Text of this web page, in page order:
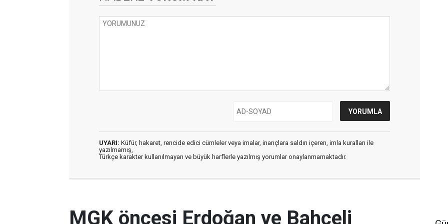
UYARI: Küfür, hakaret, rencide edici cümleler veya imalar, inançlara saldırı içeren, imla kuralları ile
yazılmamış,
Türkçe karakter kullanılmayan ve büyük harflerle yazılmış yorumlar onaylanmamaktadır.
MGK öncesi Erdoğan ve Bahçeli